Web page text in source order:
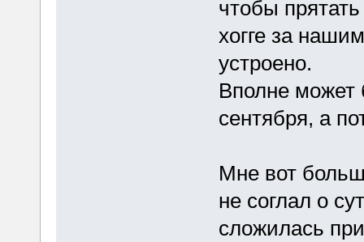
чтобы
хогге за
устроено.
Вполне может
сентября, а
Мне вот
не соглал о
сложилась